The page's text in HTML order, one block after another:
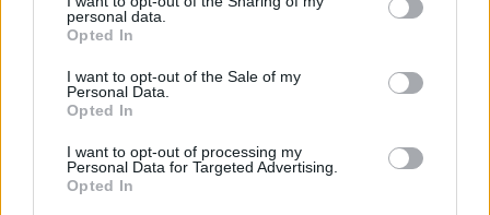
personal data.
Opted In
I want to opt-out of the Sale of my
Personal Data.
Opted In
I want to opt-out of processing my
Personal Data for Targeted Advertising.
Opted In